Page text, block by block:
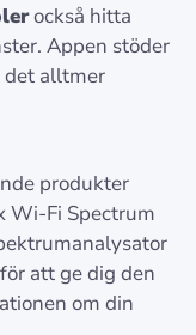
också hitta
Appen stöder
det alltmer
produkter
Wi-Fi Spectrum
att ge dig den
om din